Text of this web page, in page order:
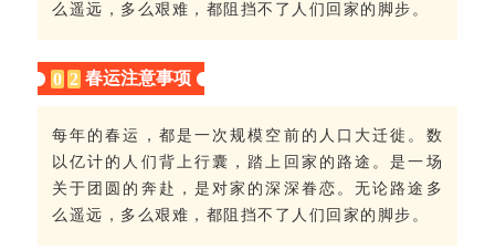
么遥远，多么艰难，都阻挡不了人们回家的脚步。
0 2 春运注意事项
每年的春运，都是一次规模空前的人口大迁徙。数
以亿计的人们背上行囊，踏上回家的路途。是一场
关于团圆的奔赴，是对家的深深眷恋。无论路途多
么遥远，多么艰难，都阻挡不了人们回家的脚步。